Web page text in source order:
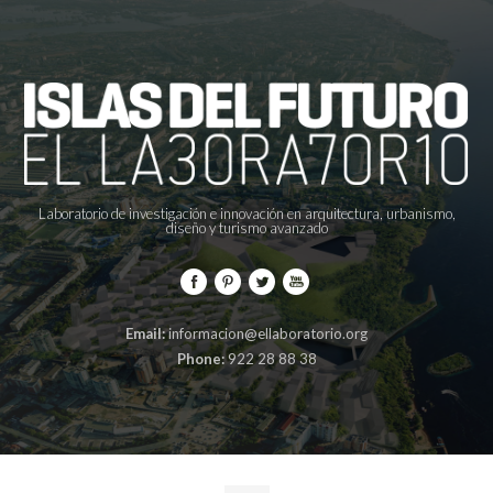
Laboratorio de investigación e innovación en arquitectura, urbanismo,
diseño y turismo avanzado
Email:informacion@ellaboratorio.org
Phone:922 28 88 38